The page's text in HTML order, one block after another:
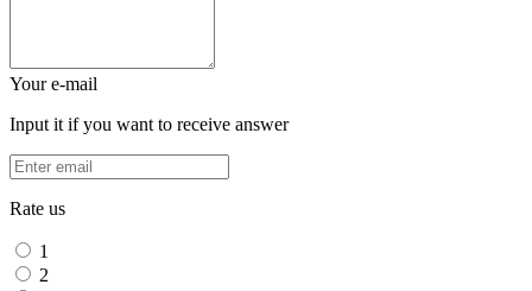
Your e-mail
Input it if you want to receive answer
Rate us
1
2